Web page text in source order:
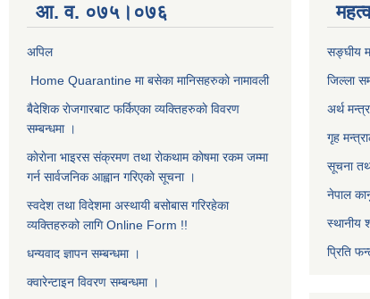
आ. व. ०७५।०७६
अपिल
Home Quarantine मा बसेका मानिसहरुकाे नामावली
बैदेशिक राेजगारबाट फर्किएका व्यक्तिहरुकाे विवरण
सम्बन्धमा ।
काेराेना भाइरस संक्रमण तथा राेकथाम काेषमा रकम जम्मा
गर्न सार्वजनिक आह्वान गरिएकाे सूचना ।
स्वदेश तथा विदेशमा अस्थायी बसोबास गरिरहेका
व्यक्तिहरुको लागि Online Form !!
धन्यवाद ज्ञापन सम्बन्धमा ।
क्वारेन्टाइन विवरण सम्बन्धमा ।
सङ्घीय
जिल्ला
अर्थ
गृह
सूचना
नेपाल
स्थानीय
प्रिति